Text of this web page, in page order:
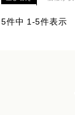
5件中 1-5件表示